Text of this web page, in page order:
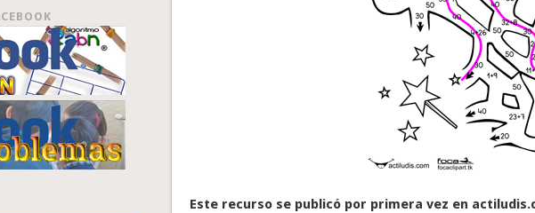
Este recurso se publicó por primera vez en